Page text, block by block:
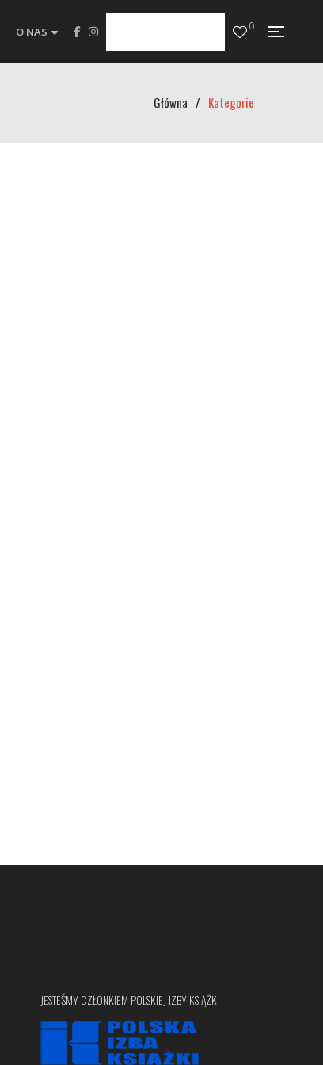
O NAS 0
Główna / Kategorie
JESTEŚMY CZŁONKIEM POLSKIEJ IZBY KSIĄŻKI